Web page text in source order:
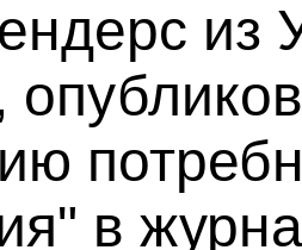
из
в